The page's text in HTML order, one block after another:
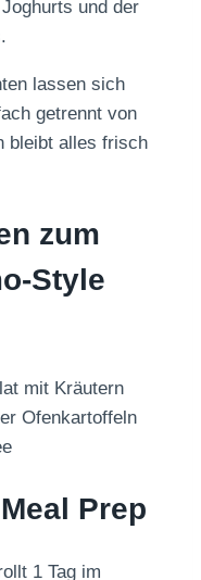
und der
lassen sich
getrennt von
bleibt alles frisch
zum
Style
mit Kräutern
Ofenkartoffeln
Prep
1 Tag im